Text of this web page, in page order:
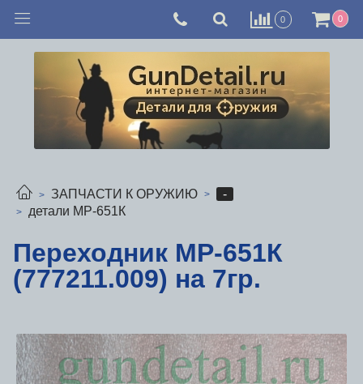
0 0
ЗАПЧАСТИ К ОРУЖИЮ
-
детали МР-651К
Переходник МР-651К
(777211.009) на 7гр.